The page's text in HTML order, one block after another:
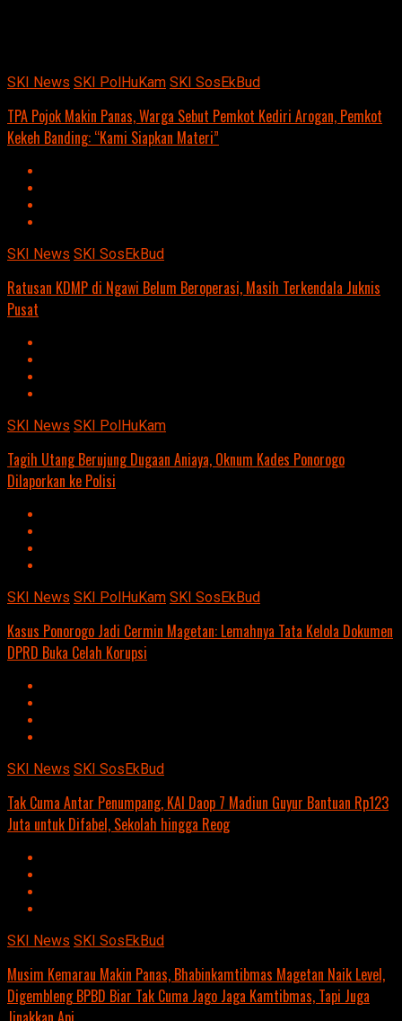
SKI News SKI PolHuKam SKI SosEkBud
TPA Pojok Makin Panas, Warga Sebut Pemkot Kediri Arogan, Pemkot
Kekeh Banding: “Kami Siapkan Materi”
SKI News SKI SosEkBud
Ratusan KDMP di Ngawi Belum Beroperasi, Masih Terkendala Juknis
Pusat
SKI News SKI PolHuKam
Tagih Utang Berujung Dugaan Aniaya, Oknum Kades Ponorogo
Dilaporkan ke Polisi
SKI News SKI PolHuKam SKI SosEkBud
Kasus Ponorogo Jadi Cermin Magetan: Lemahnya Tata Kelola Dokumen
DPRD Buka Celah Korupsi
SKI News SKI SosEkBud
Tak Cuma Antar Penumpang, KAI Daop 7 Madiun Guyur Bantuan Rp123
Juta untuk Difabel, Sekolah hingga Reog
SKI News SKI SosEkBud
Musim Kemarau Makin Panas, Bhabinkamtibmas Magetan Naik Level,
Digembleng BPBD Biar Tak Cuma Jago Jaga Kamtibmas, Tapi Juga